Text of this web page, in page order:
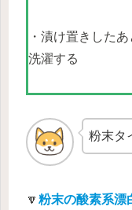
・漬け置きした
洗濯する
粉末タ
🔽 粉末の酸素系漂